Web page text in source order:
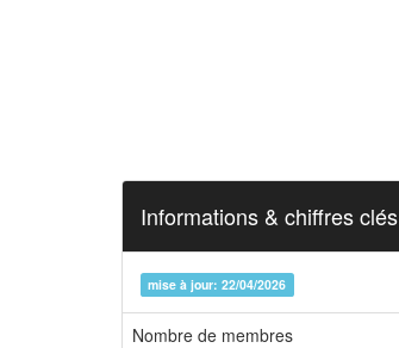
Informations & chiffres clés
mise à jour: 22/04/2026
Nombre de membres